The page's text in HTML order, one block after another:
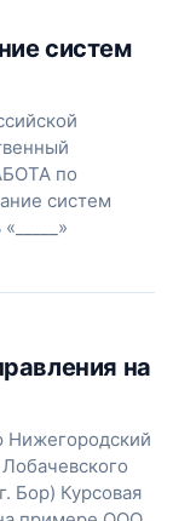
систем
по
систем
на
Нижегородский
Бор) Курсовая